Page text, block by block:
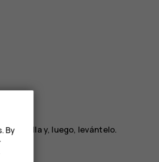
pantalla y, luego, levántelo.
By